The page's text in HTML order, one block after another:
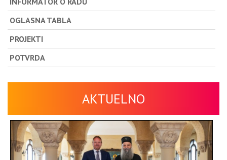
OGLASNA TABLA
PROJEKTI
POTVRDA
AKTUELNO